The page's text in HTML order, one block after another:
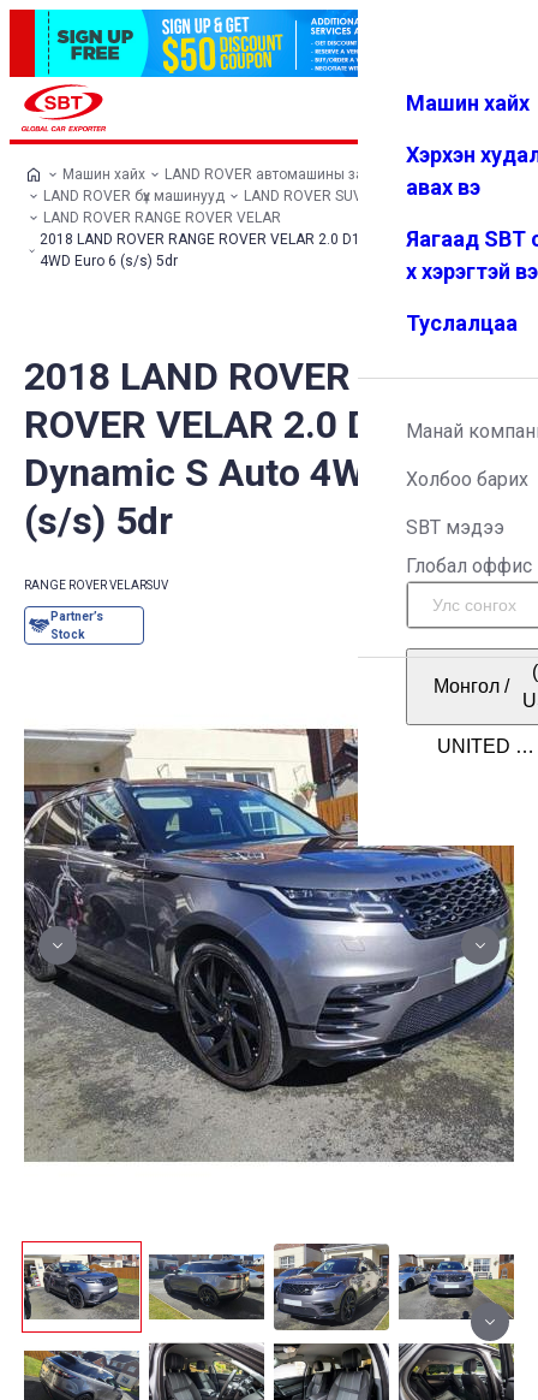
Дуртай Цэс
Машин хайх
Хэрхэн
авах вэ
Яагаад SBT
х хэрэгтэй
Туслалцаа
Манай
Холбоо барих
SBT мэдээ
Глобал оффис
Монгол /
Машин хайх
LAND ROVER автомашины загварууд
LAND ROVER бүх машинууд
LAND ROVER SUV
LAND ROVER RANGE ROVER VELAR
2018 LAND ROVER RANGE ROVER VELAR 2.0 D180 R-Dynamic S Auto
4WD Euro 6 (s/s) 5dr
2018 LAND ROVER RANGE
ROVER VELAR 2.0 D180 R-
Dynamic S Auto 4WD Euro 6
(s/s) 5dr
RANGE ROVER VELARSUV